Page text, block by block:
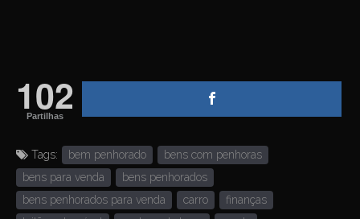
102
Partilhas
Tags: bem penhorado
bens com penhoras
bens para venda
bens penhorados
bens penhorados para venda
carro
finanças